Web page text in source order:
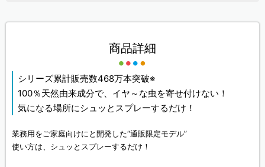
商品詳細
シリーズ累計販売数468万本突破※
100％天然由来成分で、イヤ～な虫を寄せ付けない！
気になる場所にシュッとスプレーするだけ！
業務用をご家庭向けにと開発した“通販限定モデル”
使い方は、シュッとスプレーするだけ！